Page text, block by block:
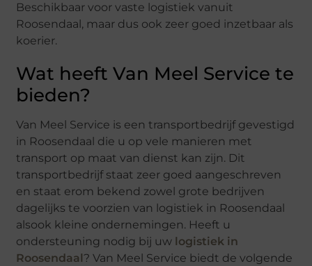
Beschikbaar voor vaste logistiek vanuit
Roosendaal, maar dus ook zeer goed inzetbaar als
koerier.
Wat heeft Van Meel Service te
bieden?
Van Meel Service is een transportbedrijf gevestigd
in Roosendaal die u op vele manieren met
transport op maat van dienst kan zijn. Dit
transportbedrijf staat zeer goed aangeschreven
en staat erom bekend zowel grote bedrijven
dagelijks te voorzien van logistiek in Roosendaal
alsook kleine ondernemingen. Heeft u
ondersteuning nodig bij uw logistiek in
Roosendaal? Van Meel Service biedt de volgende